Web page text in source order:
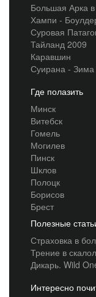
Большая Арка в
Хампи -
Суровая
Тайланд 2009
Каравшин
Суирана - Зима
Где полазить
Минск
Витебск
Гомель
Могилев
Пинск
Шклов
Полоцк
Борисов
Брест
Полезные
Страховка в
Трение в
Дикарь. Wild
Интересно